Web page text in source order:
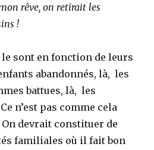
rêve, on retirait les
!
sont en fonction de leurs
abandonnés, là, les
battues, là, les
n’est pas comme cela
On devrait constituer de
familiales où il fait bon